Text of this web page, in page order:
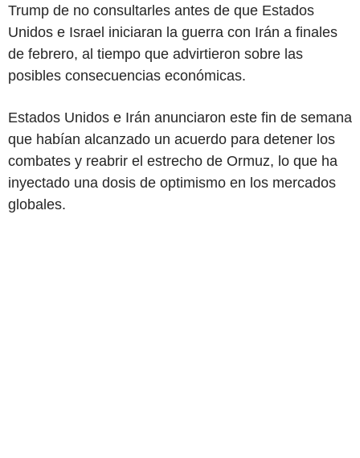
Trump de no consultarles antes de que Estados
Unidos e Israel iniciaran la guerra con Irán a finales
de febrero, al tiempo que advirtieron sobre las
posibles consecuencias económicas.
Estados Unidos e Irán anunciaron este fin de semana
que habían alcanzado un acuerdo para detener los
combates y reabrir el estrecho de Ormuz, lo que ha
inyectado una dosis de optimismo en los mercados
globales.